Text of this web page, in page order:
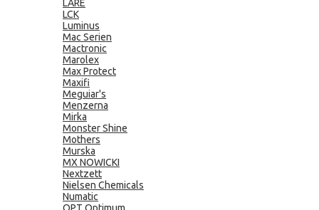
LARE
LCK
Luminus
Mac Serien
Mactronic
Marolex
Max Protect
Maxifi
Meguiar's
Menzerna
Mirka
Monster Shine
Mothers
Murska
MX NOWICKI
Nextzett
Nielsen Chemicals
Numatic